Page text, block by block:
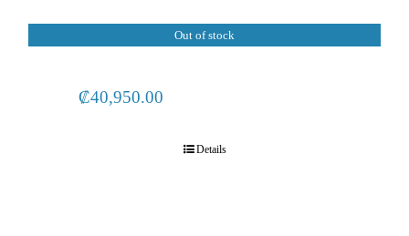
Out of stock
₡40,950.00
Details